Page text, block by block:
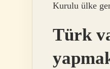
Kurulu ülke
Türk